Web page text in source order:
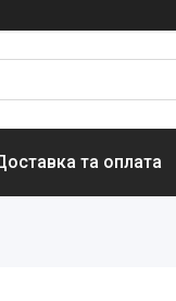
та оплата